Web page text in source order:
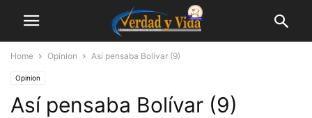
Home Opinion Así pensaba Bolívar (9)
Opinion
Así pensaba Bolívar (9)